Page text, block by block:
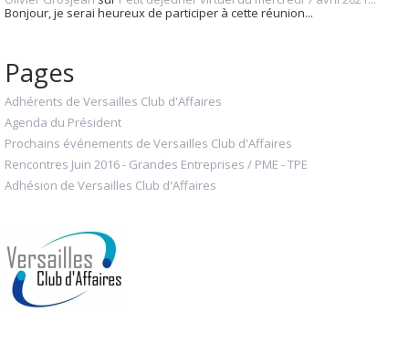
Bonjour, je serai heureux de participer à cette réunion...
Pages
Adhérents de Versailles Club d'Affaires
Agenda du Président
Prochains événements de Versailles Club d'Affaires
Rencontres Juin 2016 - Grandes Entreprises / PME - TPE
Adhésion de Versailles Club d'Affaires